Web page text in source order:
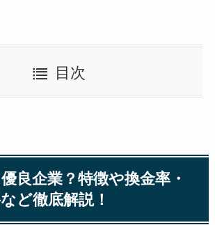
目次
良企業？特徴や換金率・
ど徹底解説！